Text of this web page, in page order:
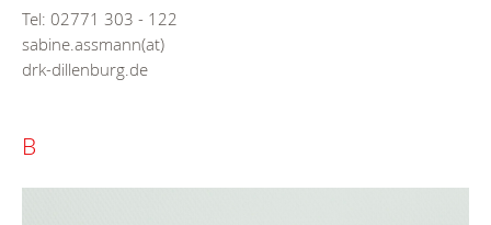
Tel: 02771 303 - 122
sabine.assmann(at)
drk-dillenburg.de
B